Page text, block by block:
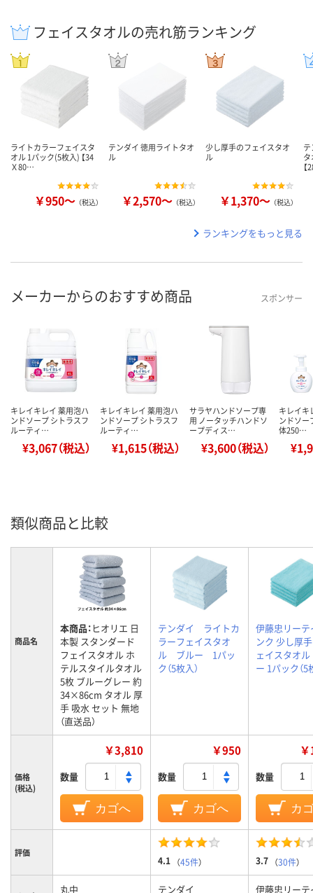
フェイスタオルの売れ筋ランキング
ライトカラーフェイスタ
オル 1パック(5枚入) 【34
Ｘ80…
￥950～ （税込）
テンダイ 徳用ライトタオ
ル
￥2,570～ （税込）
少し厚手のフェイスタオ
ル
￥1,370～ （税込）
タ
ランキングをもっと見る
メーカーからのおすすめ商品 スポンサー
キレイキレイ 薬用泡ハ
ンドソープ シトラスフ
ルーティ…
¥3,067（税込）
キレイキレイ 薬用泡ハ
ンドソープ シトラスフ
ルーティ…
¥1,615（税込）
サラヤハンドソープ専
用 ノータッチハンドソ
ープディス…
¥3,600（税込）
キレイキ
ンドソー
体250…
類似商品と比較
商品名
本商品： ヒオリエ 日
本製 スタンダード
フェイスタオル ホ
テルスタイルタオル
5枚 ブルーグレー 約
34×86cm タオル 厚
手 吸水 セット 無地
（直送品）
テンダイ ライトカ
ラーフェイスタオ
ル ブルー 1パッ
ク（5枚入）
伊藤忠リーテ
ンク 少し厚
ェイスタオ
ー 1パック（5
価格
(税込)
￥3,810
数量
カゴへ
￥950
数量
カゴへ
数量
カ
評価
4.1 （45件） 3.7 （30件）
丸中 テンダイ 伊藤忠リーテ